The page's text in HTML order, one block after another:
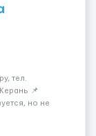
тел.
📌
но не
польского 📆